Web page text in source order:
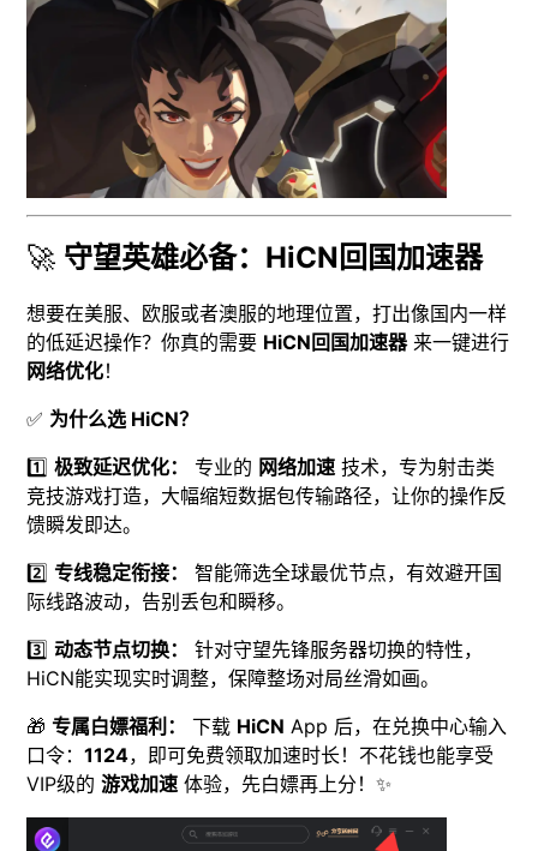
🚀 守望英雄必备：HiCN回国加速器
想要在美服、欧服或者澳服的地理位置，打出像国内一样
的低延迟操作？你真的需要 HiCN回国加速器来一键进行
网络优化！
✅ 为什么选 HiCN？
1️⃣极致延迟优化： 专业的 网络加速 技术，专为射击类
竞技游戏打造，大幅缩短数据包传输路径，让你的操作反
馈瞬发即达。
2️⃣专线稳定衔接：
智能筛选全球最优节点，有效避开国
际线路波动，告别丢包和瞬移。
3️⃣动态节点切换：
针对守望先锋服务器切换的特性，
HiCN能实现实时调整，保障整场对局丝滑如画。
🎁专属白嫖福利： 下载 HiCN App 后，在兑换中心输入
口令：1124，即可免费领取加速时长！不花钱也能享受
VIP级的游戏加速 体验，先白嫖再上分！✨